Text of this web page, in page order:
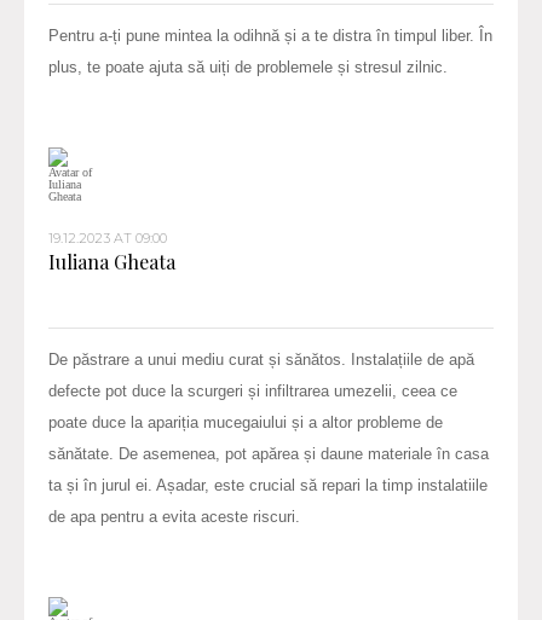
Pentru a-ți pune mintea la odihnă și a te distra în timpul liber. În
plus, te poate ajuta să uiți de problemele și stresul zilnic.
19.12.2023 AT 09:00
Iuliana Gheata
De păstrare a unui mediu curat și sănătos. Instalațiile de apă
defecte pot duce la scurgeri și infiltrarea umezelii, ceea ce
poate duce la apariția mucegaiului și a altor probleme de
sănătate. De asemenea, pot apărea și daune materiale în casa
ta și în jurul ei. Așadar, este crucial să repari la timp instalatiile
de apa pentru a evita aceste riscuri.